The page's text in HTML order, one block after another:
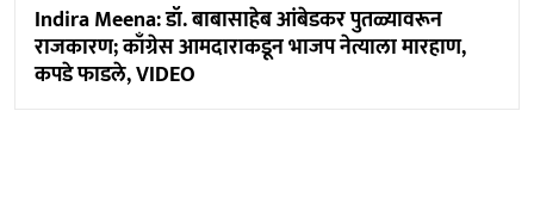
Indira Meena: डॉ. बाबासाहेब आंबेडकर पुतळ्यावरून
राजकारण; काँग्रेस आमदाराकडून भाजप नेत्याला मारहाण,
कपडे फाडले, VIDEO